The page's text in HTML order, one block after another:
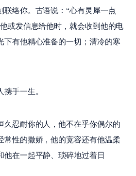
联络你。古语说：“心有灵犀一点
或发信息给他时，就会收到他的电
下有他精心准备的一切；清冷的寒
手一生。
久忍耐你的人，他不在乎你偶尔的
常性的撒娇，他的宽容还有他温柔
他在一起平静、琐碎地过着日